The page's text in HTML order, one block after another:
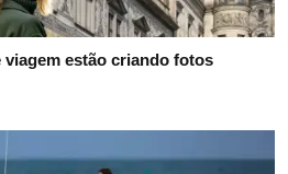
estão criando fotos